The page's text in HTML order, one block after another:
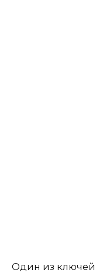
Один из ключей